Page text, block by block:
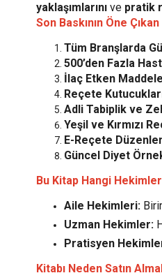
yaklaşımlarını ve pratik
Son Baskının Öne
Tüm Branşlarda
500’den Fazla
İlaç Etken
Reçete
Adli Tabiplik ve
Yeşil ve Kırmızı
E-Reçete
Güncel Diyet
Bu Kitap Hangi
Aile Hekimleri:
Uzman Hekimler:
Pratisyen
Kitabı Neden Satın